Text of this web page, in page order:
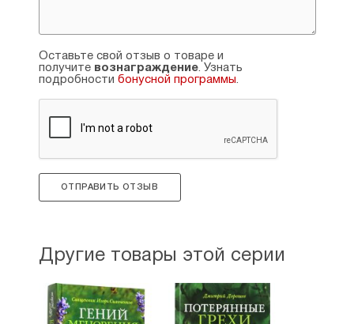
Оставьте свой отзыв о товаре и
получите вознаграждение. Узнать
подробности бонусной программы.
ОТПРАВИТЬ ОТЗЫВ
Другие товары этой серии